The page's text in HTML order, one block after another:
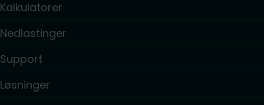
Kalkulatorer
Nedlastinger
Support
Løsninger